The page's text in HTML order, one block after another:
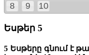
8
9 10
Եսթեր 5
5 Եսթերը գնում է